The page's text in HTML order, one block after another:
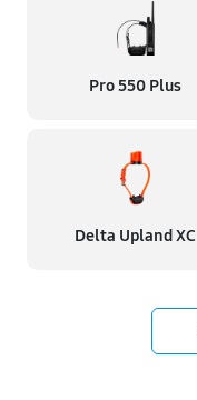
Pro 550 Plus
Delta Upland XC